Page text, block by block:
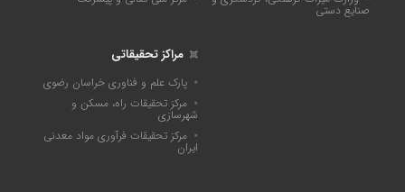
صنایع دستی
مراکز تحقیقاتی
پارک علم و فناوری خراسان رضوی
مرکز تحقیقات راه، مسکن و
شهرسازی
مرکز تحقیقات فرآوری مواد معدنی
ایران